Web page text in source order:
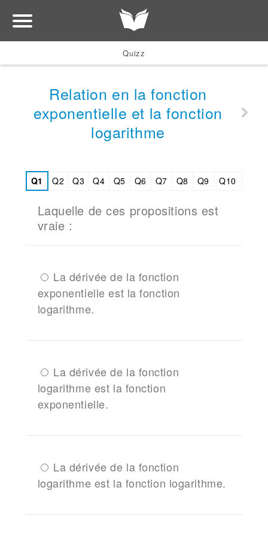
Quizz
Relation en la fonction
exponentielle et la fonction
logarithme
Q1 Q2 Q3 Q4 Q5 Q6 Q7 Q8 Q9 Q10
Laquelle de ces propositions est
vraie :
La dérivée de la fonction
exponentielle est la fonction
logarithme.
La dérivée de la fonction
logarithme est la fonction
exponentielle.
La dérivée de la fonction
logarithme est la fonction logarithme.